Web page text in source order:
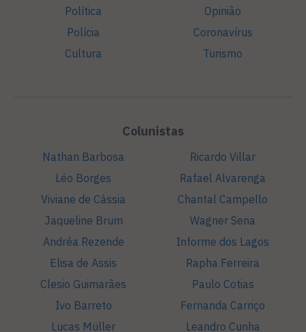
Política
Polícia
Cultura
Opinião
Coronavírus
Turismo
Colunistas
Nathan Barbosa
Léo Borges
Viviane de Cássia
Jaqueline Brum
Andréa Rezende
Elisa de Assis
Clesio Guimarães
Ivo Barreto
Lucas Müller
Ricardo Villar
Rafael Alvarenga
Chantal Campello
Wagner Sena
Informe dos Lagos
Rapha Ferreira
Paulo Cotias
Fernanda Carriço
Leandro Cunha